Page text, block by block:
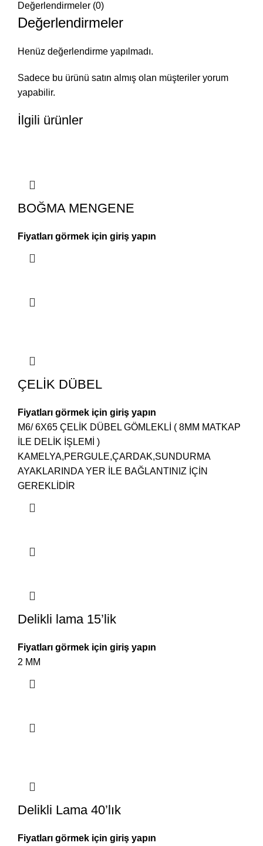
Değerlendirmeler (0)
Değerlendirmeler
Henüz değerlendirme yapılmadı.
Sadece bu ürünü satın almış olan müşteriler yorum
yapabilir.
İlgili ürünler
BOĞMA MENGENE
Fiyatları görmek için giriş yapın
ÇELİK DÜBEL
Fiyatları görmek için giriş yapın
M6/ 6X65 ÇELİK DÜBEL GÖMLEKLİ ( 8MM MATKAP
İLE DELİK İŞLEMİ )
KAMELYA,PERGULE,ÇARDAK,SUNDURMA
AYAKLARINDA YER İLE BAĞLANTINIZ İÇİN
GEREKLİDİR
Delikli lama 15’lik
Fiyatları görmek için giriş yapın
2 MM
Delikli Lama 40’lık
Fiyatları görmek için giriş yapın